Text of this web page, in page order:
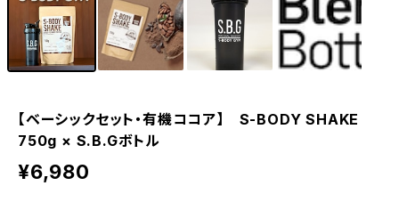
【ベーシックセット・有機ココア】 S-BODY SHAKE
750g × S.B.Gボトル
¥6,980